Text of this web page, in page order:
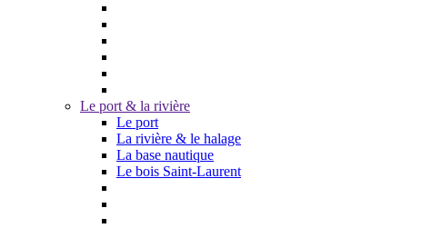
Le port & la rivière
Le port
La rivière & le halage
La base nautique
Le bois Saint-Laurent